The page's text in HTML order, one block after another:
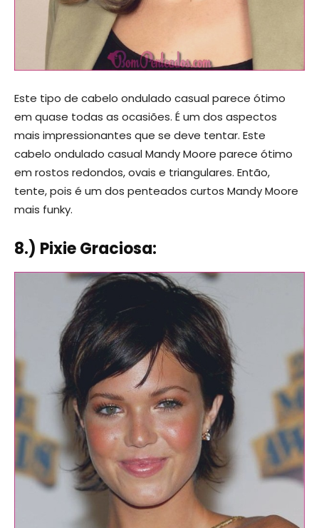
Este tipo de cabelo ondulado casual parece ótimo
em quase todas as ocasiões. É um dos aspectos
mais impressionantes que se deve tentar. Este
cabelo ondulado casual Mandy Moore parece ótimo
em rostos redondos, ovais e triangulares. Então,
tente, pois é um dos penteados curtos Mandy Moore
mais funky.
8.) Pixie Graciosa: